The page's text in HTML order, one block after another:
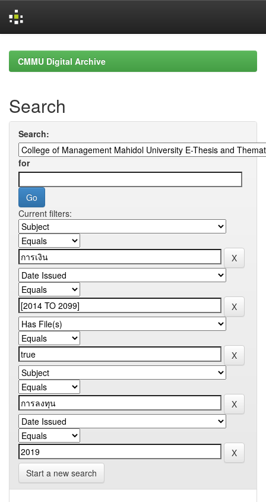
navigationCMMU Digital Archive
Search
Search:
for
Current filters:
Start a new search